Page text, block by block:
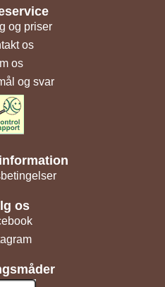
og priser
os
os
og svar
os